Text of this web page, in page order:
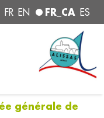
FR EN FR_CA ES
générale de